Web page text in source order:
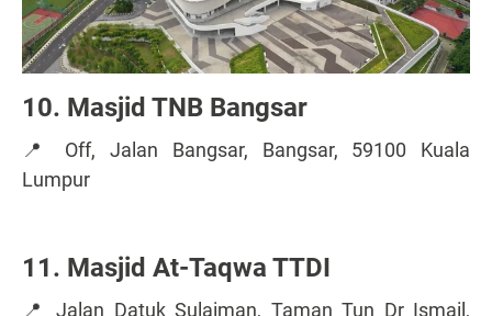
10. Masjid TNB Bangsar
📍 Off, Jalan Bangsar, Bangsar, 59100 Kuala
Lumpur
11. Masjid At-Taqwa TTDI
📍 Jalan Datuk Sulaiman, Taman Tun Dr Ismail,